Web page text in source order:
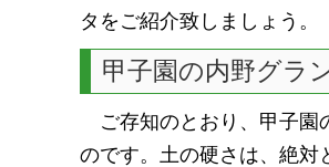
タをご紹介致しましょう。
甲子園の内野グラ
ご存知のとおり、甲子園
のです。土の硬さは、絶対